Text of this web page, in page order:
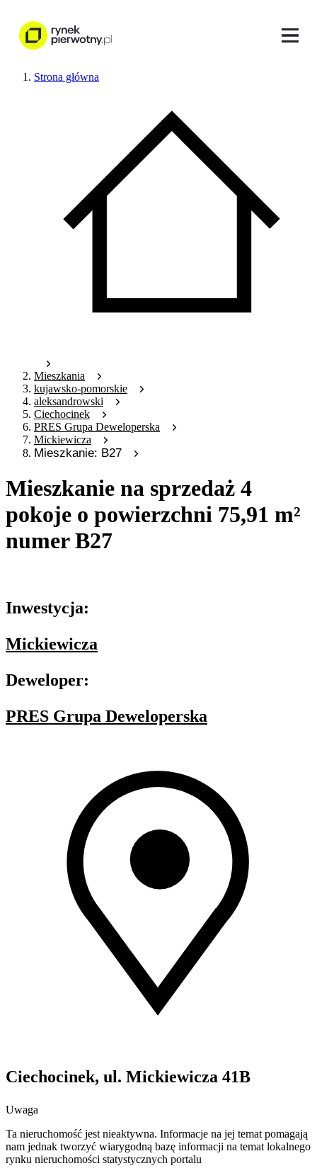
Strona główna
Mieszkania
kujawsko-pomorskie
aleksandrowski
Ciechocinek
PRES Grupa Deweloperska
Mickiewicza
Mieszkanie: B27
Mieszkanie na sprzedaż 4
pokoje o powierzchni 75,91 m²
numer B27
Inwestycja:
Mickiewicza
Deweloper:
PRES Grupa Deweloperska
Ciechocinek, ul. Mickiewicza 41B
Uwaga
Ta nieruchomość jest nieaktywna. Informacje na jej temat pomagają
nam jednak tworzyć wiarygodną bazę informacji na temat lokalnego
rynku nieruchomości statystycznych portalu